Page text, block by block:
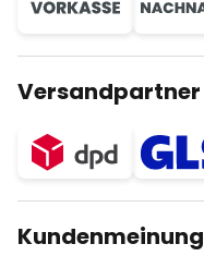
Versandpartner